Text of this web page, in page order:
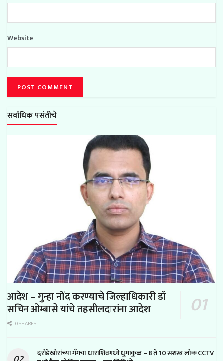
Website
सर्वाधिक पसंतीचे
आदेश – गुन्हा नोंद करण्याचे जिल्हाधिकारी डॉ
सचिन ओम्बासे यांचे तहसीलदारांना आदेश
0 SHARES
दरोडेखोरांच्या गँगचा धाराशिवमध्ये धुमाकुळ – 8 ते 10 सशस्त्र लोक CCTV